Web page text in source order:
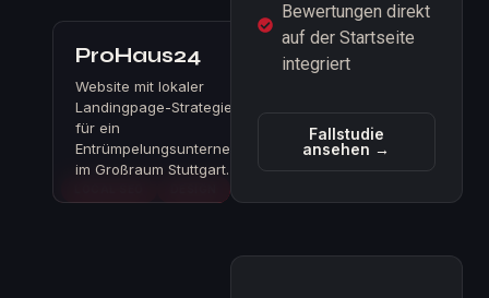
ProHaus24
Website mit lokaler
Landingpage-Strategie
für ein
Entrümpelungsunternehmen
im Großraum Stuttgart.
Bewertungen direkt
auf der Startseite
integriert
Fallstudie
ansehen →